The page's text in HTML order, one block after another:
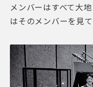
メンバーはすべて大
はそのメンバーを見